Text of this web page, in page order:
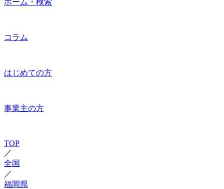
ホーム・検索
コラム
はじめての方
事業主の方
TOP
／
全国
／
福岡県